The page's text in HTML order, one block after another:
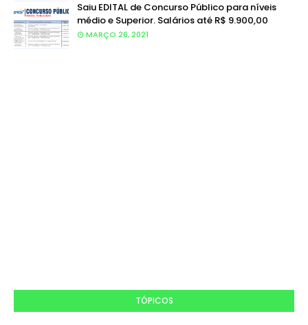
Saiu EDITAL de Concurso Público para níveis
médio e Superior. Salários até R$ 9.900,00
MARÇO 26, 2021
TÓPICOS